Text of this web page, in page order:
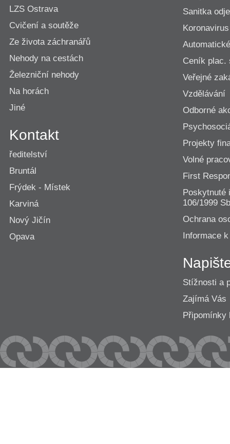
LZS Ostrava
Cvičení a soutěže
Ze života záchranářů
Nehody na cestách
Železniční nehody
Na horách
Jiné
Kontakt
ředitelství
Bruntál
Frýdek - Místek
Karviná
Nový Jičín
Opava
Sanitka
Koronavirus
Ceník plac.
Veřejné
Vzdělávání
Odborné
Projekty
Volné
First
Poskytnuté
106/1999
Ochrana
Informace
Stížnosti a
Zajímá Vás
Připomínky